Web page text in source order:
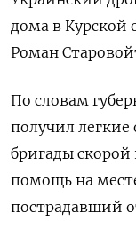
дома в Курской
Роман
По словам
получил
бригады
помощь на
пострадавший